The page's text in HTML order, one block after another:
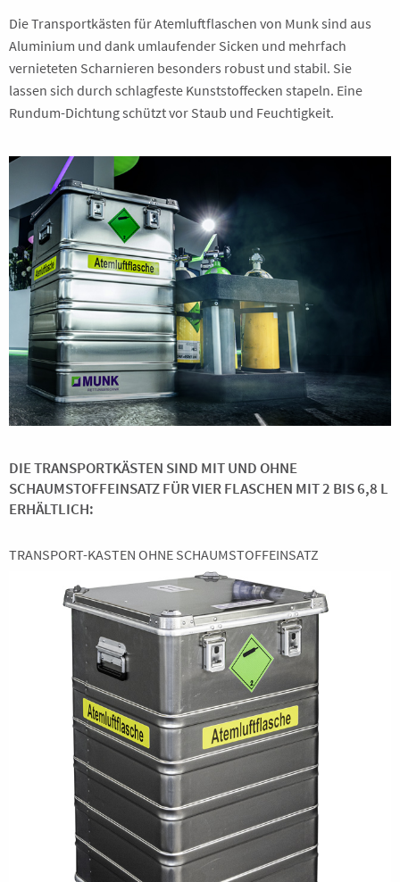
Die Transportkästen für Atemluftflaschen von Munk sind aus
Aluminium und dank umlaufender Sicken und mehrfach
vernieteten Scharnieren besonders robust und stabil. Sie
lassen sich durch schlagfeste Kunststoffecken stapeln. Eine
Rundum-Dichtung schützt vor Staub und Feuchtigkeit.
DIE TRANSPORTKÄSTEN SIND MIT UND OHNE
SCHAUMSTOFFEINSATZ FÜR VIER FLASCHEN MIT 2 BIS 6,8 L
ERHÄLTLICH:
TRANSPORT-KASTEN OHNE SCHAUMSTOFFEINSATZ